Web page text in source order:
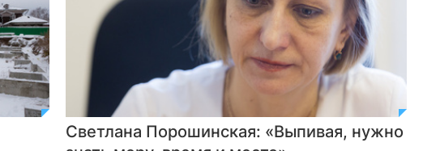
Светлана Порошинская: «Выпивая, нужно